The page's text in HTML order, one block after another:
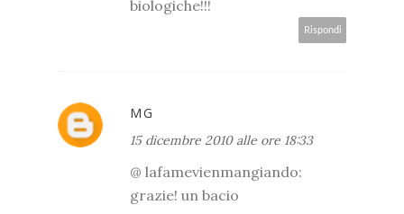
biologiche!!!
Rispondi
MG
15 dicembre 2010 alle ore 18:33
@ lafamevienmangiando:
grazie! un bacio